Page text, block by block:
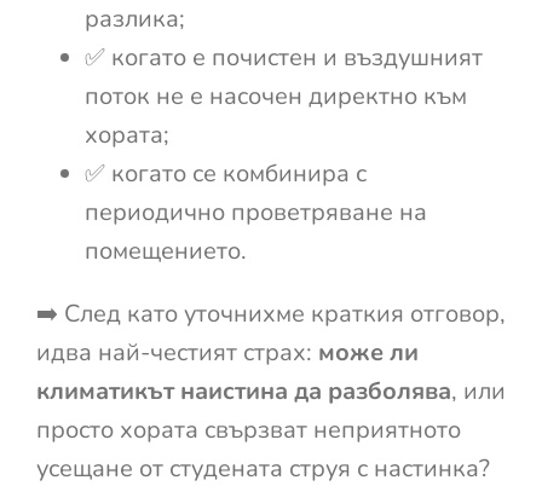
разлика;
✅ когато е почистен и въздушният
поток не е насочен директно към
хората;
✅ когато се комбинира с
периодично проветряване на
помещението.
➡️ След като уточнихме краткия отговор,
идва най-честият страх: може ли
климатикът наистина да разболява, или
просто хората свързват неприятното
усещане от студената струя с настинка?